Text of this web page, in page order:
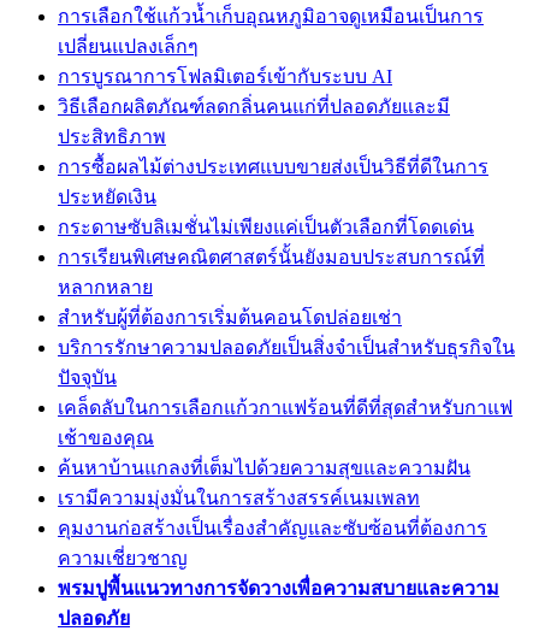
การเลือกใช้แก้วน้ำเก็บอุณหภูมิอาจดูเหมือนเป็นการ
เปลี่ยนแปลงเล็กๆ
การบูรณาการโฟลมิเตอร์เข้ากับระบบ AI
วิธีเลือกผลิตภัณฑ์ลดกลิ่นคนแก่ที่ปลอดภัยและมี
ประสิทธิภาพ
การซื้อผลไม้ต่างประเทศแบบขายส่งเป็นวิธีที่ดีในการ
ประหยัดเงิน
กระดาษซับลิเมชั่นไม่เพียงแค่เป็นตัวเลือกที่โดดเด่น
การเรียนพิเศษคณิตศาสตร์นั้นยังมอบประสบการณ์ที่
หลากหลาย
สำหรับผู้ที่ต้องการเริ่มต้นคอนโดปล่อยเช่า
บริการรักษาความปลอดภัยเป็นสิ่งจำเป็นสำหรับธุรกิจใน
ปัจจุบัน
เคล็ดลับในการเลือกแก้วกาแฟร้อนที่ดีที่สุดสำหรับกาแฟ
เช้าของคุณ
ค้นหาบ้านแกลงที่เต็มไปด้วยความสุขและความฝัน
เรามีความมุ่งมั่นในการสร้างสรรค์เนมเพลท
คุมงานก่อสร้างเป็นเรื่องสำคัญและซับซ้อนที่ต้องการ
ความเชี่ยวชาญ
พรมปูพื้นแนวทางการจัดวางเพื่อความสบายและความ
ปลอดภัย